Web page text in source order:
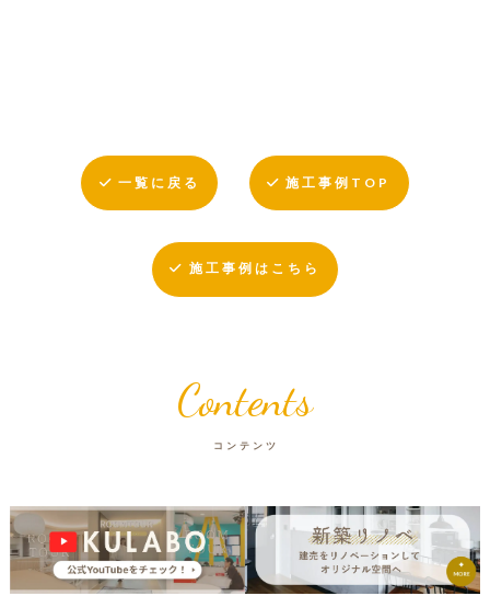
一覧に戻る 施工事例TOP
施工事例はこちら
Contents
コンテンツ